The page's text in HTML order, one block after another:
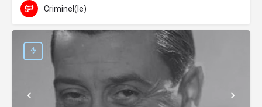
Criminel(le)